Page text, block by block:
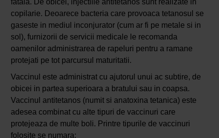
copilarie. Deoarece bacteria care provoaca tetanosul se
gaseste in mediul inconjurator (cum ar fi pe metale si in
sol), furnizorii de servicii medicale le recomanda
oamenilor administrarea de rapeluri pentru a ramane
protejati pe tot parcursul maturitatii.
Vaccinul este administrat cu ajutorul unui ac subtire, de
obicei in partea superioara a bratului sau in coapsa.
Vaccinul antitetanos (numit si anatoxina tetanica) este
adesea combinat cu alte tipuri de vaccinuri care
protejeaza de multe boli. Printre tipurile de vaccinuri
folosite se numara: